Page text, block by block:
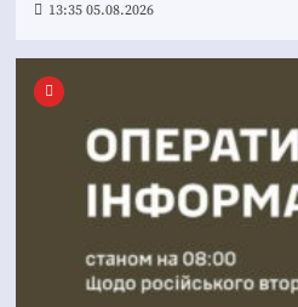
13:35 05.08.2026